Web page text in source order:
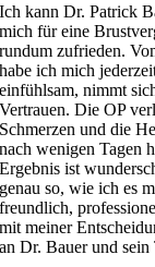
Ich kann Dr. Patrick
mich für eine
rundum zufrieden.
habe ich mich
einfühlsam, nimmt
Vertrauen. Die OP
Schmerzen und die
nach wenigen Tagen
Ergebnis ist
genau so, wie ich es
freundlich,
mit meiner
an Dr. Bauer und